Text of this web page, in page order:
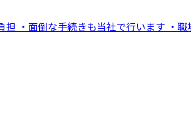
・面倒な手続きも当社で行います ・